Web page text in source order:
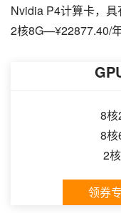
Nvidia P4计算卡，
2核8G—¥22877.40/
8
8
2
领券